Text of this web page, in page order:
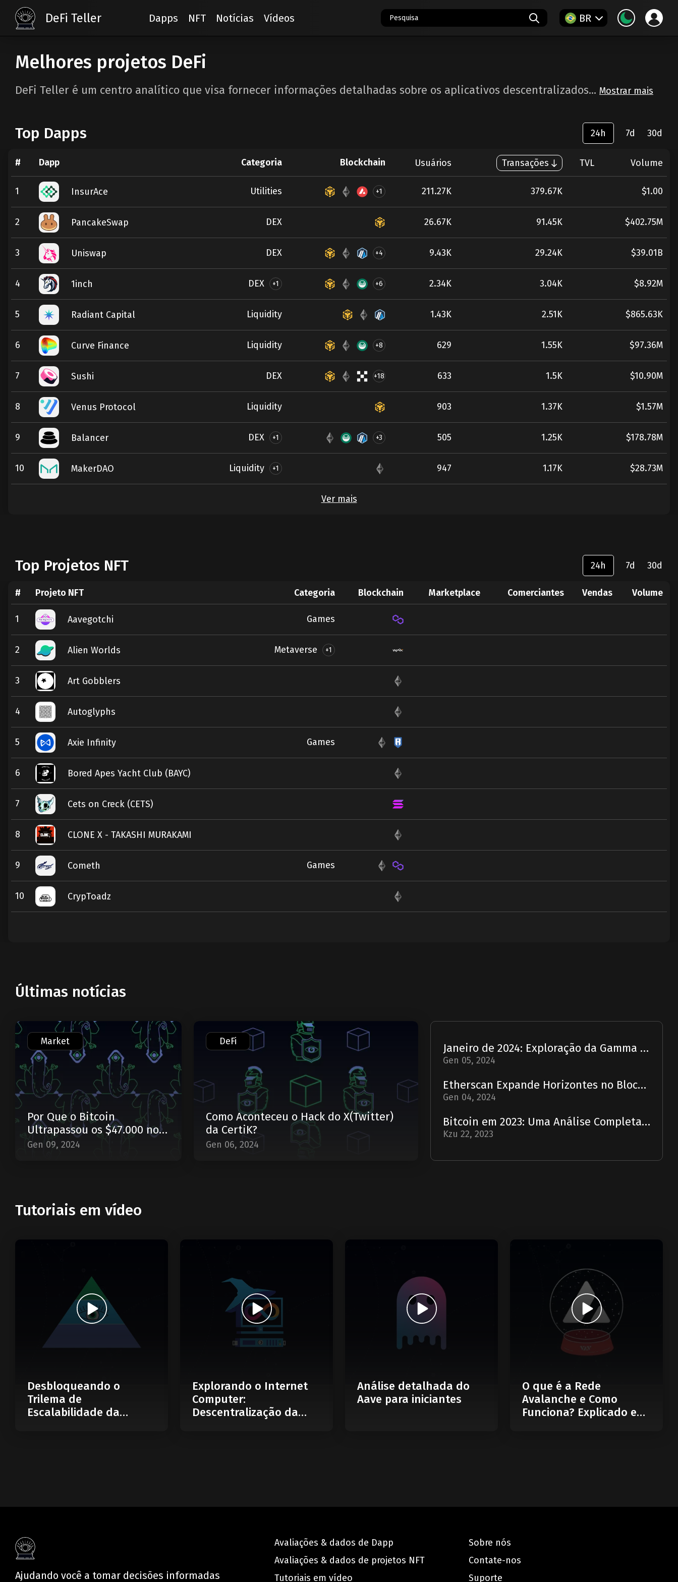
Melhores projetos DeFi
DeFi Teller é um centro analítico que visa fornecer informações detalhadas sobre os aplicativos descentralizados... Mostrar mais
Top Dapps 24h 7d 30d
# Dapp Categoria Blockchain Usuários Transações TVL Volume
1 InsurAce Utilities +1 211.27K 379.67K $1.00
2 PancakeSwap DEX 26.67K 91.45K $402.75M
3 Uniswap DEX +4 9.43K 29.24K $39.01B
4 1inch DEX +1 +6 2.34K 3.04K $8.92M
5 Radiant Capital Liquidity 1.43K 2.51K $865.63K
6 Curve Finance Liquidity +8 629 1.55K $97.36M
7 Sushi DEX +18 633 1.5K $10.90M
8 Venus Protocol Liquidity 903 1.37K $1.57M
9 Balancer DEX +1 +3 505 1.25K $178.78M
10 MakerDAO Liquidity +1 947 1.17K $28.73M
Ver mais
Top Projetos NFT 24h 7d 30d
# Projeto NFT Categoria Blockchain Marketplace Comerciantes Vendas Volume
1 Aavegotchi Games
2 Alien Worlds Metaverse +1
3 Art Gobblers
4 Autoglyphs
5 Axie Infinity Games
6 Bored Apes Yacht Club (BAYC)
7 Cets on Creck (CETS)
8 CLONE X - TAKASHI MURAKAMI
9 Cometh Games
10 CrypToadz
Últimas notícias
Por Que o Bitcoin
Ultrapassou os $47.000 no
Início de Janeiro?
Gen 09, 2024
Market
Como Aconteceu o Hack do X(Twitter)
da CertiK?
Gen 06, 2024
DeFi Janeiro de 2024: Exploração da Gamma Strategies - Um Relatório
Gen 05, 2024
Etherscan Expande Horizontes no Blockchain com Aquisição da Solscan
Gen 04, 2024
Bitcoin em 2023: Uma Análise Completa e Previsão para 2024
Kzu 22, 2023
Tutoriais em vídeo
Desbloqueando o
Trilema de
Escalabilidade da
Explorando o Internet
Computer:
Descentralização da
Análise detalhada do
Aave para iniciantes
O que é a Rede
Avalanche e Como
Funciona? Explicado em
DeFi Teller Dapps NFT Notícias Vídeos BR
Ajudando você a tomar decisões informadas
Avaliações & dados de Dapp
Avaliações & dados de projetos NFT
Tutoriais em vídeo
Sobre nós
Contate-nos
Suporte